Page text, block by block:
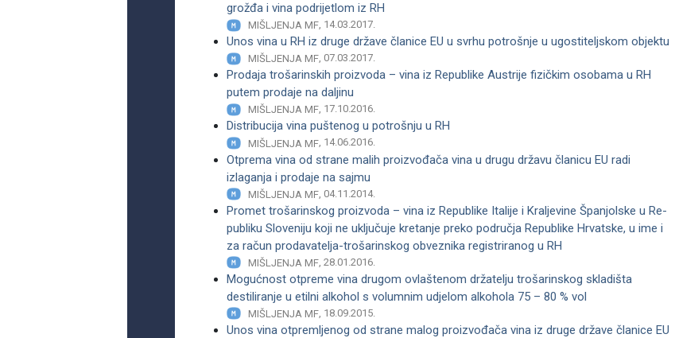
grožđa i vina podrijetlom iz RH
MIŠLJENJA MF, 14.03.2017.
Unos vina u RH iz druge države članice EU u svrhu potrošnje u ugostiteljskom objektu
MIŠLJENJA MF, 07.03.2017.
Prodaja trošarinskih proizvoda – vina iz Republike Austrije fizičkim osobama u RH
putem prodaje na daljinu
MIŠLJENJA MF, 17.10.2016.
Distribucija vina puštenog u potrošnju u RH
MIŠLJENJA MF, 14.06.2016.
Otprema vina od strane malih proizvođača vina u drugu državu članicu EU radi
izlaganja i prodaje na sajmu
MIŠLJENJA MF , 04.11.2014.
Promet trošarinskog proizvoda – vina iz Re­publike Italije i Kraljevine Španjolske u Re­
publiku Sloveniju koji ne uključuje kretanje preko područja Republike Hrvatske, u ime i
za račun prodavatelja-trošarinskog obvezni­ka registriranog u RH
MIŠLJENJA MF , 28.01.2016.
Mogućnost otpreme vina drugom ovlaštenom držatelju trošarinskog skladišta
destiliranje u etilni alkohol s volumnim udjelom alkohola 75 – 80 % vol
MIŠLJENJA MF , 18.09.2015.
Unos vina otpremljenog od strane malog proizvođača vina iz druge države članice EU